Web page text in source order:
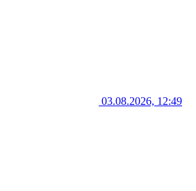
03.08.2026, 12:49